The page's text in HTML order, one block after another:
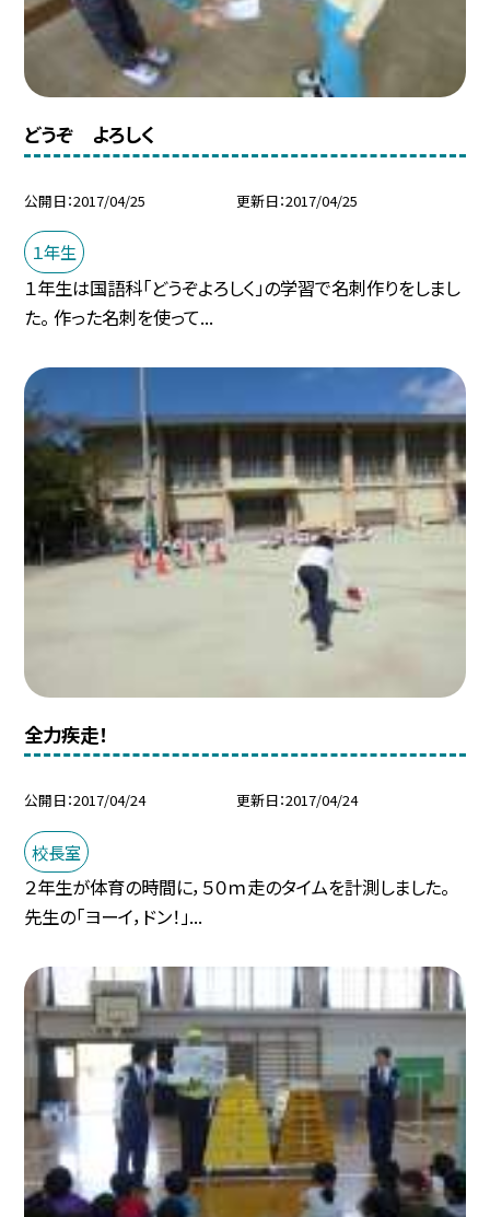
どうぞ よろしく
公開日 2017/04/25 更新日 2017/04/25
１年生
１年生は国語科「どうぞよろしく」の学習で名刺作りをしまし
た。 作った名刺を使って...
全力疾走！
公開日 2017/04/24 更新日 2017/04/24
校長室
２年生が体育の時間に，５０ｍ走のタイムを計測しました。
先生の「ヨーイ，ドン！」...